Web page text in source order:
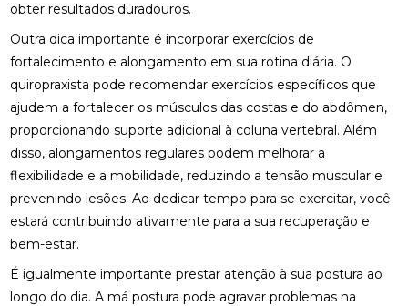
obter resultados duradouros.
Outra dica importante é incorporar exercícios de
fortalecimento e alongamento em sua rotina diária. O
quiropraxista pode recomendar exercícios específicos que
ajudem a fortalecer os músculos das costas e do abdômen,
proporcionando suporte adicional à coluna vertebral. Além
disso, alongamentos regulares podem melhorar a
flexibilidade e a mobilidade, reduzindo a tensão muscular e
prevenindo lesões. Ao dedicar tempo para se exercitar, você
estará contribuindo ativamente para a sua recuperação e
bem-estar.
É igualmente importante prestar atenção à sua postura ao
longo do dia. A má postura pode agravar problemas na
FISIOTERAPIA RESPIRATÓRIA DOMICILIAR:
BENEFÍCIOS INCRÍVEIS
FISIOTERAPIA VESTIBULAR PARA LABIRINTITE:
BENEFÍCIOS E TRATAMENTOS
FISIOTERAPIA VESTIBULAR PARA LABIRINTITE:
COMO ALIVIAR SINTOMAS E MELHORAR A
QUALIDADE DE VIDA
FISIOTERAPIA VESTIBULAR PARA LABIRINTITE:
COMO ALIVIAR SINTOMAS E MELHORAR O
EQUILÍBRIO
FISIOTERAPIA VESTIBULAR PARA LABIRINTITE: O
GUIA COMPLETO